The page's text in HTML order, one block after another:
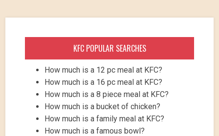
KFC POPULAR SEARCHES
How much is a 12 pc meal at KFC?
How much is a 16 pc meal at KFC?
How much is a 8 piece meal at KFC?
How much is a bucket of chicken?
How much is a family meal at KFC?
How much is a famous bowl?